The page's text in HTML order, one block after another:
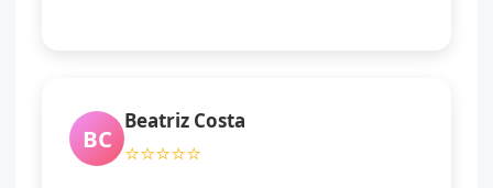
BC
Beatriz Costa
⭐⭐⭐⭐⭐